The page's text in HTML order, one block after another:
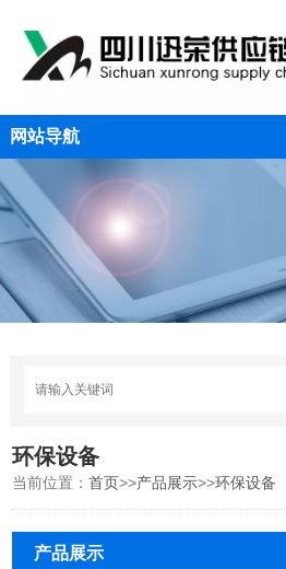
网站导航
环保设备
当前位置：首页>>产品展示>>环保设备
产品展示